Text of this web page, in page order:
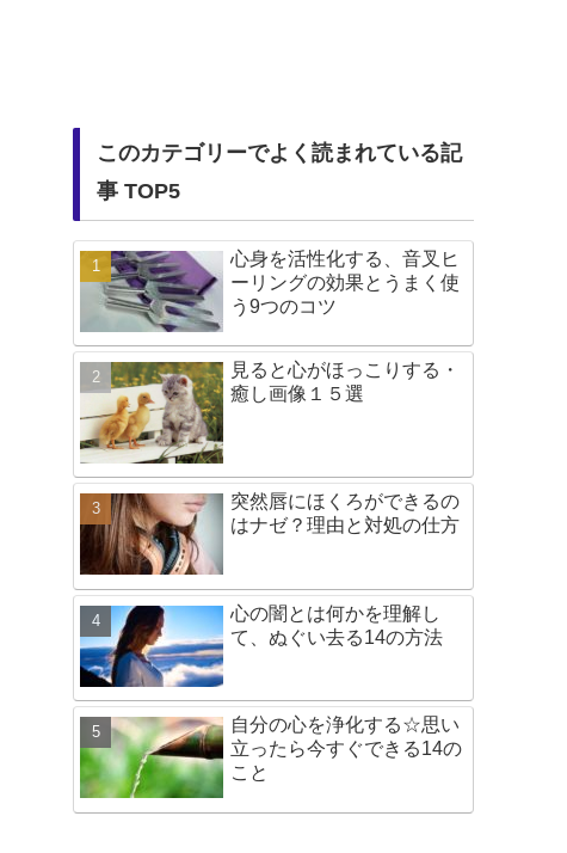
このカテゴリーでよく読まれている記
事 TOP5
心身を活性化する、音叉ヒ
ーリングの効果とうまく使
う9つのコツ
見ると心がほっこりする・
癒し画像１５選
突然唇にほくろができるの
はナゼ？理由と対処の仕方
心の闇とは何かを理解し
て、ぬぐい去る14の方法
自分の心を浄化する☆思い
立ったら今すぐできる14の
こと